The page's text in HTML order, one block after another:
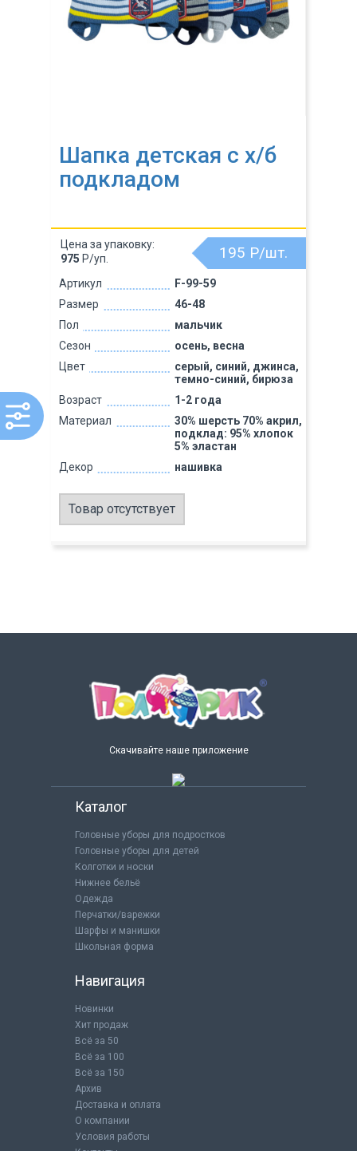
Шапка детская с х/б
подкладом
Артикул
F-99-59
Размер
46-48
Пол
мальчик
Сезон
осень, весна
Цвет
серый, синий, джинса,
темно-синий, бирюза
Возраст
1-2 года
Материал
30% шерсть 70% акрил,
подклад: 95% хлопок
5% эластан
Декор
нашивка
195 Р/шт.
Цена за упаковку:
975 Р/уп.
Товар отсутствует
Скачивайте наше приложение
Каталог
Головные уборы для подростков
Головные уборы для детей
Колготки и носки
Нижнее бельё
Одежда
Перчатки/варежки
Шарфы и манишки
Школьная форма
Навигация
Новинки
Хит продаж
Всё за 50
Всё за 100
Всё за 150
Архив
Доставка и оплата
О компании
Условия работы